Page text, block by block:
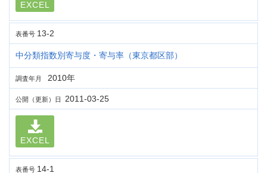
EXCEL
表番号 13-2
中分類指数別寄与度・寄与率（東京都区部）
調査年月 2010年
公開（更新）日 2011-03-25
EXCEL
表番号 14-1